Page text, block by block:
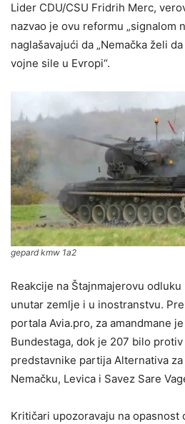
Lider CDU/CSU Fridrih Merc,
nazvao je ovu reformu „signalom
naglašavajući da „Nemačka želi
vojne sile u Evropi“.
gepard kmw 1a2
Reakcije na Štajnmajerovu
unutar zemlje i u inostranstvu.
portala Avia.pro, za amandmane
Bundestaga, dok je 207 bilo
predstavnike partija Alternativa za
Nemačku, Levica i Savez Sare
Kritičari upozoravaju na opasnost